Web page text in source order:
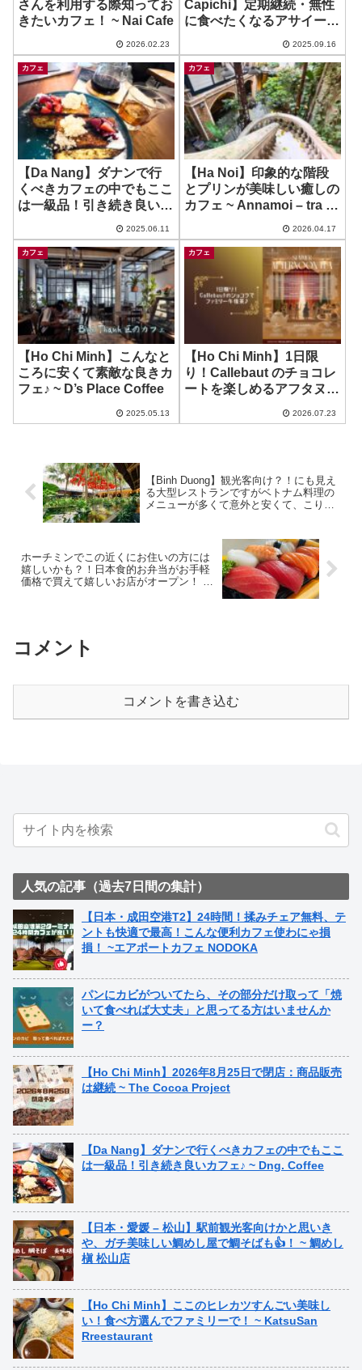
さんを利用する際知ってお
きたいカフェ！ ~ Nai Cafe
2026.02.23
Capichi】定期継続・無性
に食べたくなるアサイーボ
2025.09.16
カフェ
【Da Nang】ダナンで行
くべきカフェの中でもここ
は一級品！引き続き良いカ
2025.06.11
カフェ
【Ha Noi】印象的な階段
とプリンが美味しい癒しの
カフェ ~ Annamoi – tra va
2026.04.17
カフェ
【Ho Chi Minh】こんなと
ころに安くて素敵な良きカ
フェ♪ ~ D’s Place Coffee
2025.05.13
カフェ
【Ho Chi Minh】1日限
り！Callebaut のチョコレ
ートを楽しめるアフタヌー
Renaissance Riverside
2026.07.23
【Binh Duong】観光客向け？！にも見え
る大型レストランですがベトナム料理の
メニューが多くて意外と安くて、こりゃ
ホーチミンでこの近くにお住いの方には
嬉しいかも？！日本食的お弁当がお手軽
価格で買えて嬉しいお店がオープン！ ~
コメント
コメントを書き込む
人気の記事（過去7日間の集計）
【日本・成田空港T2】24時間！揉みチェア無料、テ
ントも快適で最高！こんな便利カフェ使わにゃ損
損！ ~エアポートカフェ NODOKA
パンにカビがついてたら、その部分だけ取って「焼
いて食べれば大丈夫」と思ってる方はいませんか
ー？
【Ho Chi Minh】2026年8月25日で閉店：商品販売
は継続 ~ The Cocoa Project
【Da Nang】ダナンで行くべきカフェの中でもここ
は一級品！引き続き良いカフェ♪ ~ Dng. Coffee
【日本・愛媛 – 松山】駅前観光客向けかと思いき
や、ガチ美味しい鯛めし屋で鯛そばも👍！ ~ 鯛めし
槇 松山店
【Ho Chi Minh】ここのヒレカツすんごい美味し
い！食べ方選んでファミリーで！ ~ KatsuSan
Rreestaurant